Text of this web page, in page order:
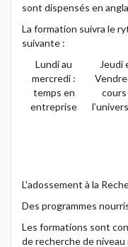
sont dispensés en
La formation suivra le
suivante :
Lundi au
mercredi :
temps en
entreprise
Jeudi
cours
L'adossement à la
Des programmes
Les formations sont
de recherche de